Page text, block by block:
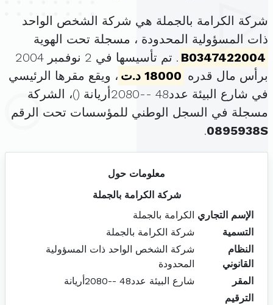
شركة الكرامة بالجملة هي شركة الشخص الواحد
ذات المسؤولية المحدودة ، مسجلة تحت الهوية
B0347422004
. تم تأسيسها في 2 نوفمبر 2004
برأس مال قدره 18000 د.ت
، ويقع مقرها الرئيسي
في شارع البيئة عدد48 --2080أريانة (
)، الشركة
مسجلة في السجل الوطني للمؤسسات تحت الرقم
0895938S
.
معلومات حول
شركة الكرامة بالجملة
الإسم التجاري الكرامة بالجملة
التسمية
شركة الكرامة بالجملة
النظام
القانوني
شركة الشخص الواحد ذات المسؤولية
المحدودة
المقر
شارع البيئة عدد48 --2080أريانة
الترقيم